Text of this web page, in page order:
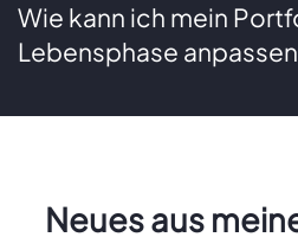
Wie kann ich mein
Lebensphase
Neues aus